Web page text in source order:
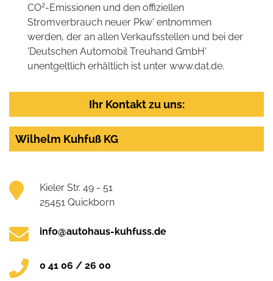
CO2-Emissionen und den offiziellen
Stromverbrauch neuer Pkw' entnommen
werden, der an allen Verkaufsstellen und bei der
'Deutschen Automobil Treuhand GmbH'
unentgeltlich erhältlich ist unter www.dat.de.
Ihr Kontakt zu uns:
Wilhelm Kuhfuß KG
Kieler Str. 49 - 51
25451 Quickborn
info@autohaus-kuhfuss.de
0 41 06 / 26 00